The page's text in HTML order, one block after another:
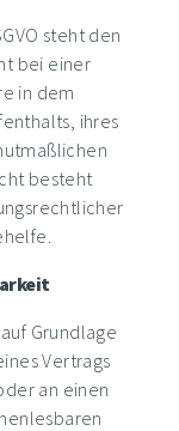
steht den
bei einer
in dem
ihres
besteht
Grundlage
Vertrags
an einen